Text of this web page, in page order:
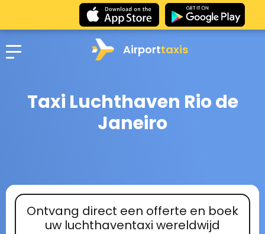
Airporttaxis
Taxi Luchthaven Rio de
Janeiro
Ontvang direct een offerte en boek
uw luchthaventaxi wereldwijd